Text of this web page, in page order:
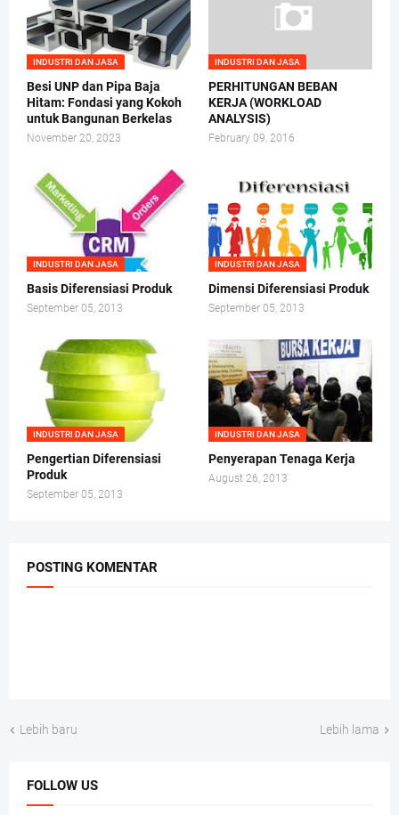
INDUSTRI DAN JASA
Besi UNP dan Pipa Baja
Hitam: Fondasi yang Kokoh
untuk Bangunan Berkelas
November 20, 2023
INDUSTRI DAN JASA
PERHITUNGAN BEBAN
KERJA (WORKLOAD
ANALYSIS)
February 09, 2016
INDUSTRI DAN JASA
Basis Diferensiasi Produk
September 05, 2013
INDUSTRI DAN JASA
Dimensi Diferensiasi Produk
September 05, 2013
INDUSTRI DAN JASA
Pengertian Diferensiasi
Produk
September 05, 2013
INDUSTRI DAN JASA
Penyerapan Tenaga Kerja
August 26, 2013
POSTING KOMENTAR
Lebih baru Lebih lama
FOLLOW US